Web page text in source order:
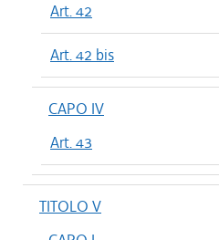
Art. 42
Art. 42 bis
CAPO IV
Art. 43
TITOLO V